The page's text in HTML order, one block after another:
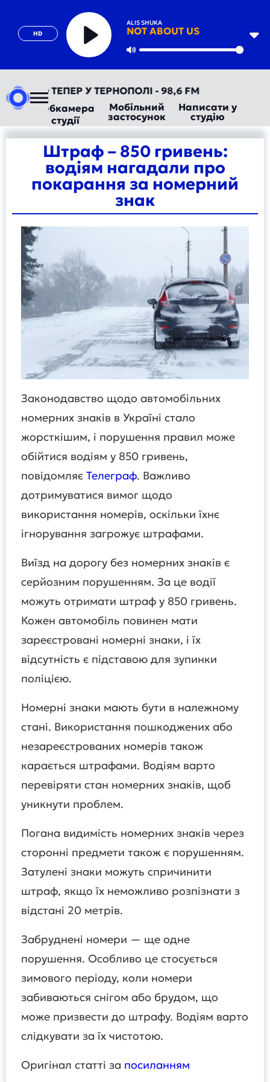
HD
ALIS SHUKA
NOT ABOUT US
Play
ТЕПЕР У ТЕРНОПОЛІ - 98,6 FM
Вебкамера
студії
Мобільний
застосунок
Написати у
студію
Штраф – 850 гривень:
водіям нагадали про
покарання за номерний
знак
Законодавство щодо автомобільних
номерних знаків в Україні стало
жорсткішим, і порушення правил може
обійтися водіям у 850 гривень,
повідомляє Телеграф. Важливо
дотримуватися вимог щодо
використання номерів, оскільки їхнє
ігнорування загрожує штрафами.
Виїзд на дорогу без номерних знаків є
серйозним порушенням. За це водії
можуть отримати штраф у 850 гривень.
Кожен автомобіль повинен мати
зареєстровані номерні знаки, і їх
відсутність є підставою для зупинки
поліцією.
Номерні знаки мають бути в належному
стані. Використання пошкоджених або
незареєстрованих номерів також
карається штрафами. Водіям варто
перевіряти стан номерних знаків, щоб
уникнути проблем.
Погана видимість номерних знаків через
сторонні предмети також є порушенням.
Затулені знаки можуть спричинити
штраф, якщо їх неможливо розпізнати з
відстані 20 метрів.
Забруднені номери — ще одне
порушення. Особливо це стосується
зимового періоду, коли номери
забиваються снігом або брудом, що
може призвести до штрафу. Водіям варто
слідкувати за їх чистотою.
Оригінал статті за посиланням